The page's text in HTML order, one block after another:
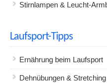
Stirnlampen & Leucht-
Laufsport-Tipps
Ernährung beim Laufsport
Dehnübungen & Stretching